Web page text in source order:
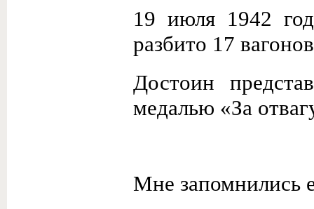
19 июля 1942
разбито 17
Достоин
медалью «За
Мне запомнились